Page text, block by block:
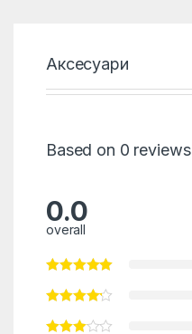
Аксесуари
Based on 0 reviews
0.0
overall